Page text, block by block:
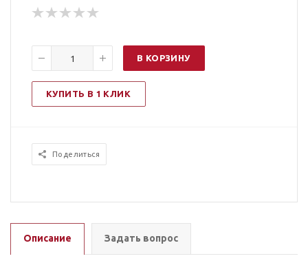
В КОРЗИНУ
КУПИТЬ В 1 КЛИК
Поделиться
Описание Задать вопрос